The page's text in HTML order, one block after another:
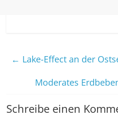
← Lake-Effect an der
Moderates
Schreibe einen